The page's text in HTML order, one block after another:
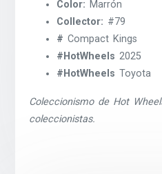
Color: Marrón
Collector: #79
# Compact Kings
#HotWheels 2025
#HotWheels Toyota
Coleccionismo de Hot
coleccionistas.